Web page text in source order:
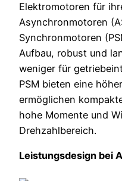
Elektromotoren für
Asynchronmotoren
Synchronmotoren
Aufbau, robust und
weniger für
PSM bieten eine
ermöglichen
hohe Momente und
Drehzahlbereich.
Leistungsdesign bei